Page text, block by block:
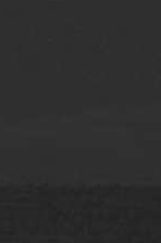
52